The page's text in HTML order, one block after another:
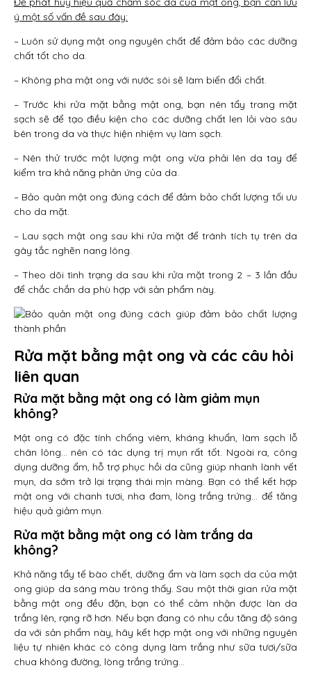
ý một số vấn đề sau đây:
– Luôn sử dụng mật ong nguyên chất để đảm bảo các dưỡng
chất tốt cho da.
– Không pha mật ong với nước sôi sẽ làm biến đổi chất.
– Trước khi rửa mặt bằng mật ong, bạn nên tẩy trang mặt
sạch sẽ để tạo điều kiện cho các dưỡng chất len lỏi vào sâu
bên trong da và thực hiện nhiệm vụ làm sạch.
– Nên thử trước một lượng mật ong vừa phải lên da tay để
kiểm tra khả năng phản ứng của da.
– Bảo quản mật ong đúng cách để đảm bảo chất lượng tối ưu
cho da mặt.
– Lau sạch mật ong sau khi rửa mặt để tránh tích tụ trên da
gây tắc nghẽn nang lông.
– Theo dõi tình trạng da sau khi rửa mặt trong 2 – 3 lần đầu
để chắc chắn da phù hợp với sản phẩm này.
Rửa mặt bằng mật ong và các câu hỏi
liên quan
Rửa mặt bằng mật ong có làm giảm mụn
không?
Mật ong có đặc tính chống viêm, kháng khuẩn, làm sạch lỗ
chân lông… nên có tác dụng trị mụn rất tốt. Ngoài ra, công
dụng dưỡng ẩm, hỗ trợ phục hồi da cũng giúp nhanh lành vết
mụn, da sớm trở lại trạng thái mịn màng. Bạn có thể kết hợp
mật ong với chanh tươi, nha đam, lòng trắng trứng… để tăng
hiệu quả giảm mụn.
Rửa mặt bằng mật ong có làm trắng da
không?
Khả năng tẩy tế bào chết, dưỡng ẩm và làm sạch da của mật
ong giúp da sáng màu trông thấy. Sau một thời gian rửa mặt
bằng mật ong đều đặn, bạn có thể cảm nhận được làn da
trắng lên, rạng rỡ hơn. Nếu bạn đang có nhu cầu tăng độ sáng
da với sản phẩm này, hãy kết hợp mật ong với những nguyên
liệu tự nhiên khác có công dụng làm trắng như sữa tươi/sữa
chua không đường, lòng trắng trứng…